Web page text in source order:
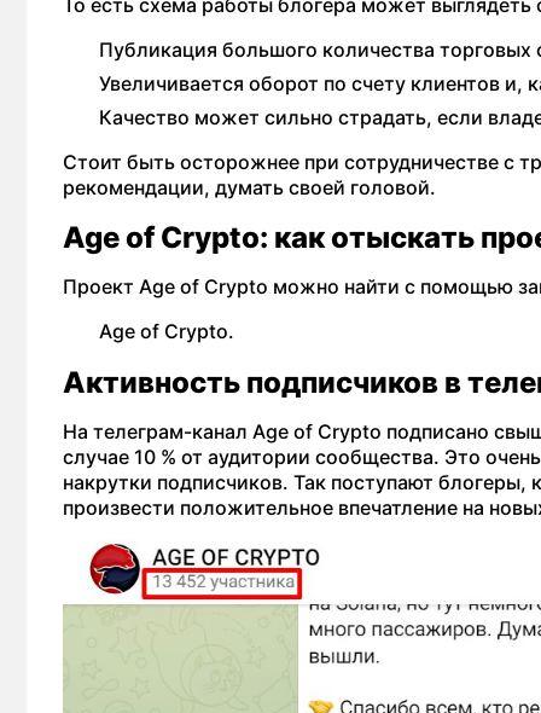
То есть схема работы блогера может
Публикация большого количества торговых
Увеличивается оборот по счету клиентов и,
Качество может сильно страдать, если
Стоит быть осторожнее при сотрудничестве с
рекомендации, думать своей головой.
Age of Crypto: как отыскать
Проект Age of Crypto можно найти с помощью
Age of Crypto.
Активность подписчиков в
На телеграм-канал Age of Crypto подписано
случае 10 % от аудитории сообщества. Это
накрутки подписчиков. Так поступают блогеры,
произвести положительное впечатление на